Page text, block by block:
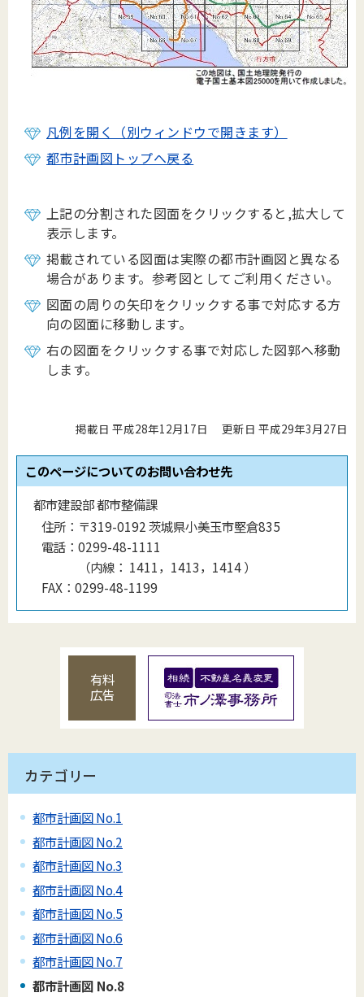
凡例を開く（別ウィンドウで開きます）
都市計画図トップへ戻る
上記の分割された図面をクリックすると,拡大して
表示します。
掲載されている図面は実際の都市計画図と異なる
場合があります。参考図としてご利用ください。
図面の周りの矢印をクリックする事で対応する方
向の図面に移動します。
右の図面をクリックする事で対応した図郭へ移動
します。
掲載日 平成28年12月17日 更新日 平成29年3月27日
このページについてのお問い合わせ先
都市建設部 都市整備課
住所： 〒319-0192 茨城県小美玉市堅倉835
電話： 0299-48-1111
（内線 ： 1411，1413，1414）
FAX： 0299-48-1199
有料
広告
カテゴリー
都市計画図 No.1
都市計画図 No.2
都市計画図 No.3
都市計画図 No.4
都市計画図 No.5
都市計画図 No.6
都市計画図 No.7
都市計画図 No.8